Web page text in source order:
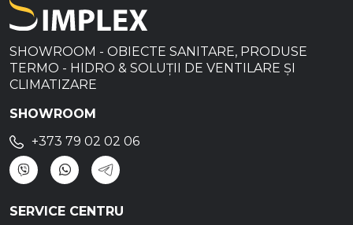
SHOWROOM - OBIECTE SANITARE, PRODUSE
TERMO - HIDRO & SOLUȚII DE VENTILARE ȘI
CLIMATIZARE
SHOWROOM
+373 79 02 02 06
SERVICE CENTRU